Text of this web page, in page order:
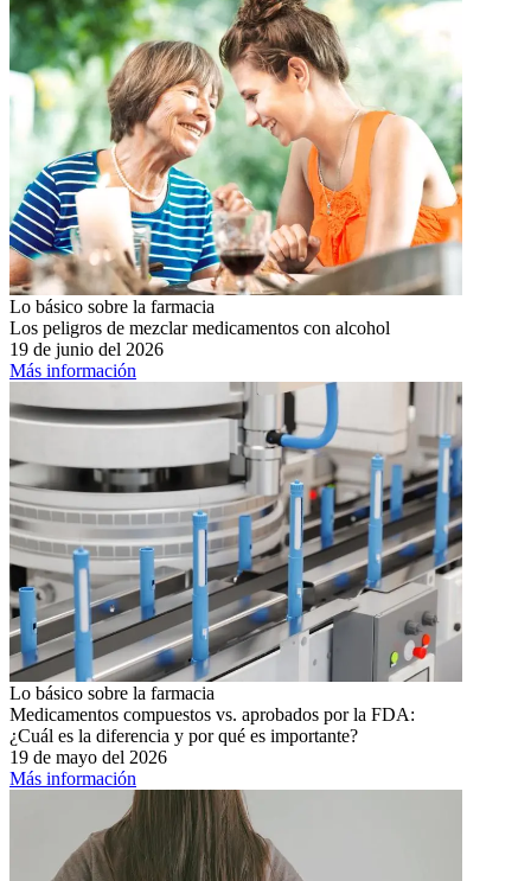
Lo básico sobre la farmacia
Los peligros de mezclar medicamentos con alcohol
19 de junio del 2026
Más información
Lo básico sobre la farmacia
Medicamentos compuestos vs. aprobados por la FDA:
¿Cuál es la diferencia y por qué es importante?
19 de mayo del 2026
Más información